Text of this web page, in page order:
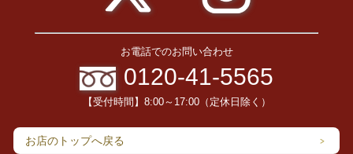
お電話でのお問い合わせ
0120-41-5565
【受付時間】8:00～17:00（定休日除く）
お店のトップへ戻る